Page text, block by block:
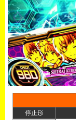
停止形